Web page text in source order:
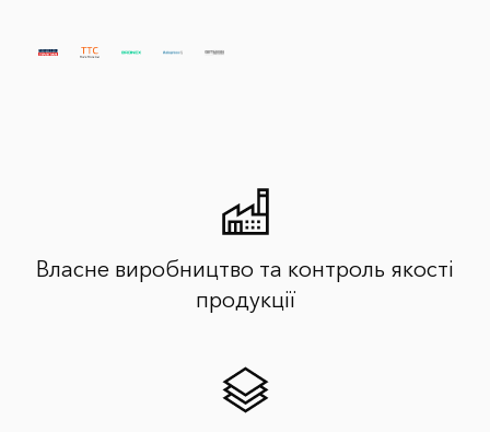
Власне виробництво та контроль якості
продукції